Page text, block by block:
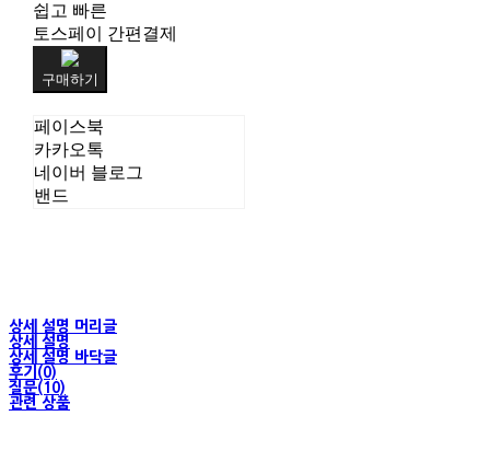
쉽고 빠른
토스페이 간편결제
구매하기
페이스북
카카오톡
네이버 블로그
밴드
상세 설명 머리글
상세 설명
상세 설명 바닥글
후기(0)
질문(10)
관련 상품